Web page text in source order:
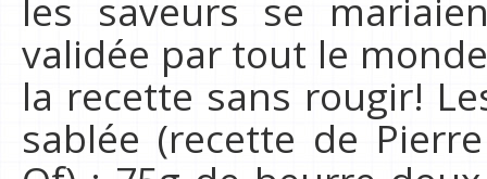
les saveurs se
validée par tout le
la recette sans rougir!
sablée (recette de